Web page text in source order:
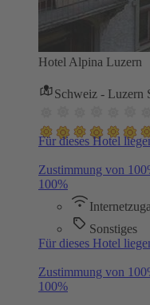
Hotel Alpina Luzern
Schweiz - Luzern
Für dieses Hotel
Zustimmung von
100%
Sonstiges
Für dieses Hotel
Zustimmung von
100%